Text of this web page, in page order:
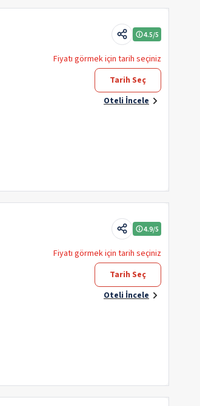
4.5/5
Fiyatı görmek için tarih seçiniz
Tarih Seç
Oteli İncele
4.9/5
Fiyatı görmek için tarih seçiniz
Tarih Seç
Oteli İncele